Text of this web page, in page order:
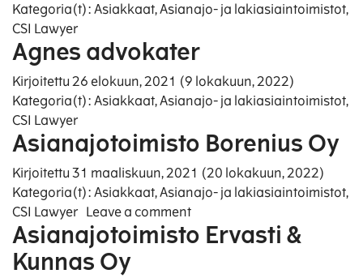
Kategoria(t):Asiakkaat,Asianajo- ja lakiasiaintoimistot,
CSI Lawyer
Agnes advokater
Kirjoitettu26 elokuun, 2021 (9 lokakuun, 2022)
Kategoria(t):Asiakkaat,Asianajo- ja lakiasiaintoimistot,
CSI Lawyer
Asianajotoimisto Borenius Oy
Kirjoitettu31 maaliskuun, 2021 (20 lokakuun, 2022)
Kategoria(t):Asiakkaat,Asianajo- ja lakiasiaintoimistot,
CSI Lawyer Leave a commenton Asianajotoimisto
Asianajotoimisto Ervasti &
Kunnas Oy